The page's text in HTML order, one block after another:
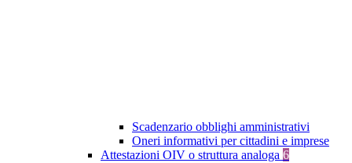
Scadenzario obblighi amministrativi
Oneri informativi per cittadini e imprese
Attestazioni OIV o struttura analoga 6